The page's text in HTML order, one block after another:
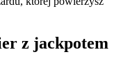
z jackpotem